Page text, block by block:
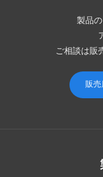
製品
ご相談は販
販売